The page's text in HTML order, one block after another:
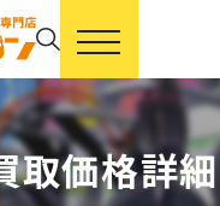
取価格詳細